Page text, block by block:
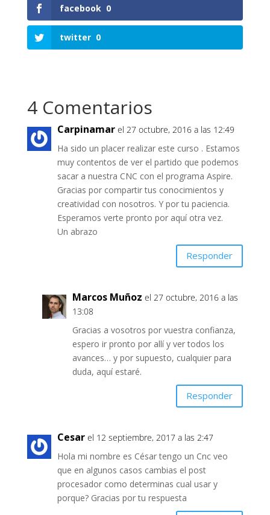
facebook 0
twitter 0
4 Comentarios
Carpinamar el 27 octubre, 2016 a las 12:49
Ha sido un placer realizar este curso . Estamos
muy contentos de ver el partido que podemos
sacar a nuestra CNC con el programa Aspire.
Gracias por compartir tus conocimientos y
creatividad con nosotros. Y por tu paciencia.
Esperamos verte pronto por aquí otra vez.
Un abrazo
Responder
Marcos Muñoz el 27 octubre, 2016 a las
13:08
Gracias a vosotros por vuestra confianza,
espero ir pronto por allí y ver todos los
avances… y por supuesto, cualquier para
duda, aquí estaré.
Responder
Cesar el 12 septiembre, 2017 a las 2:47
Hola mi nombre es César tengo un Cnc veo
que en algunos casos cambias el post
procesador como determinas cual usar y
porque? Gracias por tu respuesta